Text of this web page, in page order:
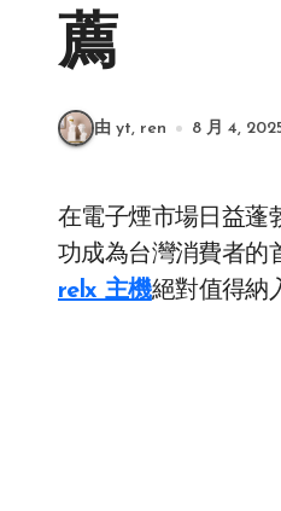
薦
由 yt, ren 8 月 4,
在電子煙市場日益蓬
功成為台灣消費者的
relx 主機絕對值得納